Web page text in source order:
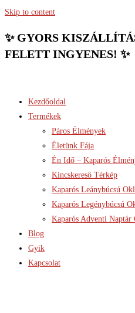
Skip to content
✨ GYORS
FELETT INGYENES! ✨
Kezdőoldal
Termékek
Páros Élmények
Életünk Fája
Én Idő – Kaparós
Kincskereső Térkép
Kaparós Leánybúcsú
Kaparós Legénybúcsú
Kaparós Adventi Naptár
Blog
Gyik
Kapcsolat